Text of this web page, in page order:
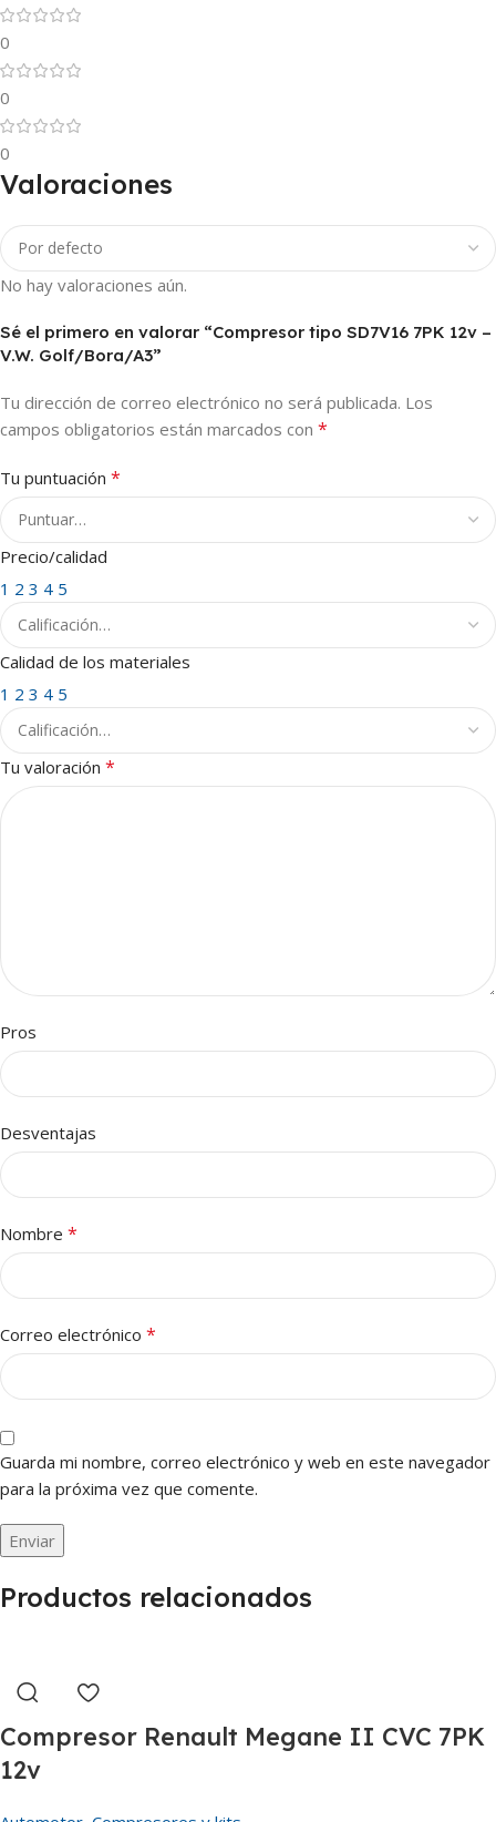
0
0
0
Valoraciones
No hay valoraciones aún.
Sé el primero en valorar “Compresor tipo SD7V16 7PK 12v –
V.W. Golf/Bora/A3”
Tu dirección de correo electrónico no será publicada. Los
campos obligatorios están marcados con *
Tu puntuación *
Precio/calidad
1 2 3 4 5
Calidad de los materiales
1 2 3 4 5
Tu valoración *
Pros
Desventajas
Nombre *
Correo electrónico *
Guarda mi nombre, correo electrónico y web en este navegador
para la próxima vez que comente.
Productos relacionados
Compresor Renault Megane II CVC 7PK
12v